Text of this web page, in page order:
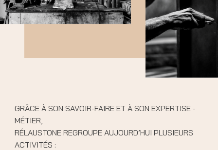
GRÂCE À SON SAVOIR-FAIRE ET À SON EXPERTISE -
MÉTIER,
RÉLAUSTONE REGROUPE AUJOURD’HUI PLUSIEURS
ACTIVITÉS :